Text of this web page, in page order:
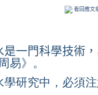
看回應文
是一門科學技術
易》。
學研究中，必須